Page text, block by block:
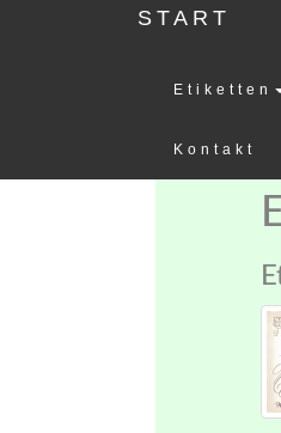
START
Etiketten
Kontakt